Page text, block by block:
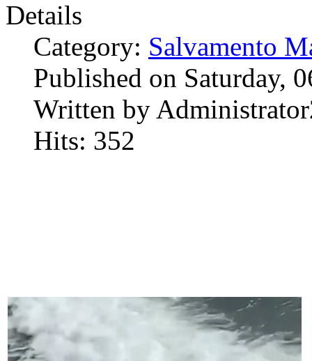
Details
Category: Salvamento
Published on Saturday,
Written by
Hits: 352